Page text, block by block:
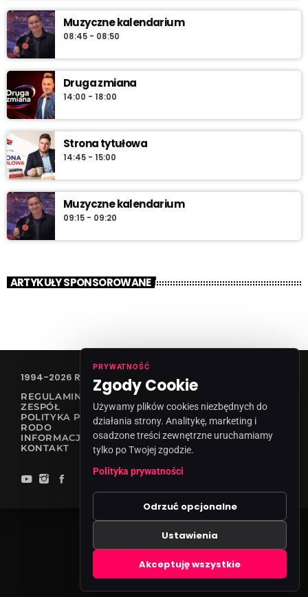
Muzyczne kalendarium
08:45 - 08:50
Druga zmiana
14:00 - 18:00
Strona tytułowa
14:45 - 15:00
Muzyczne kalendarium
09:15 - 09:20
ARTYKUŁY SPONSOROWANE
1994-2026 RADIO VANESSA SPÓŁKA Z O.O
REGULAMIN KONKURSÓW
ZESPÓŁ
POLITYKA PRYWATNOŚCI
RODO
INFORMACJA O NADAWCY
KONTAKT
PRYWATNOŚĆ
Zgody Cookie
Używamy plików cookies niezbędnych do
działania strony. Analitykę, marketing i
osadzone treści zewnętrzne uruchamiamy
tylko po Twojej zgodzie.
Polityka prywatności
Odrzuć opcjonalne
Ustawienia
Akceptuję wszystkie
Zgody cookies